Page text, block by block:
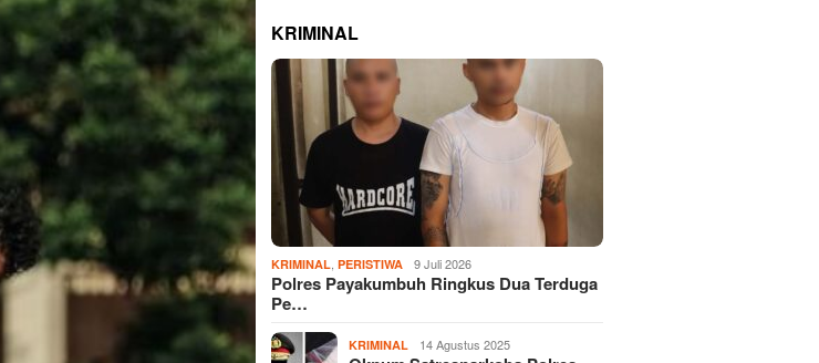
KRIMINAL
KRIMINAL ,PERISTIWA 9 Juli 2026
Polres Payakumbuh Ringkus Dua Terduga
Pe…
KRIMINAL 14 Agustus 2025